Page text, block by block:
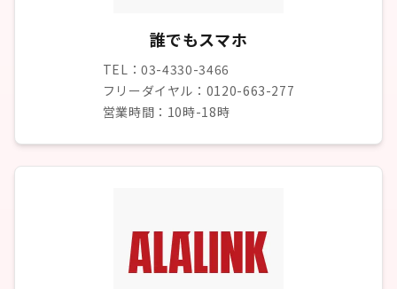
誰でもスマホ
TEL：03-4330-3466
フリーダイヤル：0120-663-277
営業時間：10時-18時